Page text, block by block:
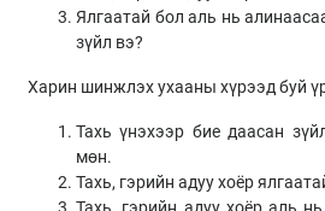
Ялгаатай бол аль нь
зүйл вэ?
Харин шинжлэх ухааны хүрээд буй
Тахь үнэхээр бие даасан
мөн.
Тахь, гэрийн адуу хоёр